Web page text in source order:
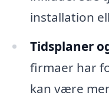
installation
Tidsplaner
firmaer har
kan være